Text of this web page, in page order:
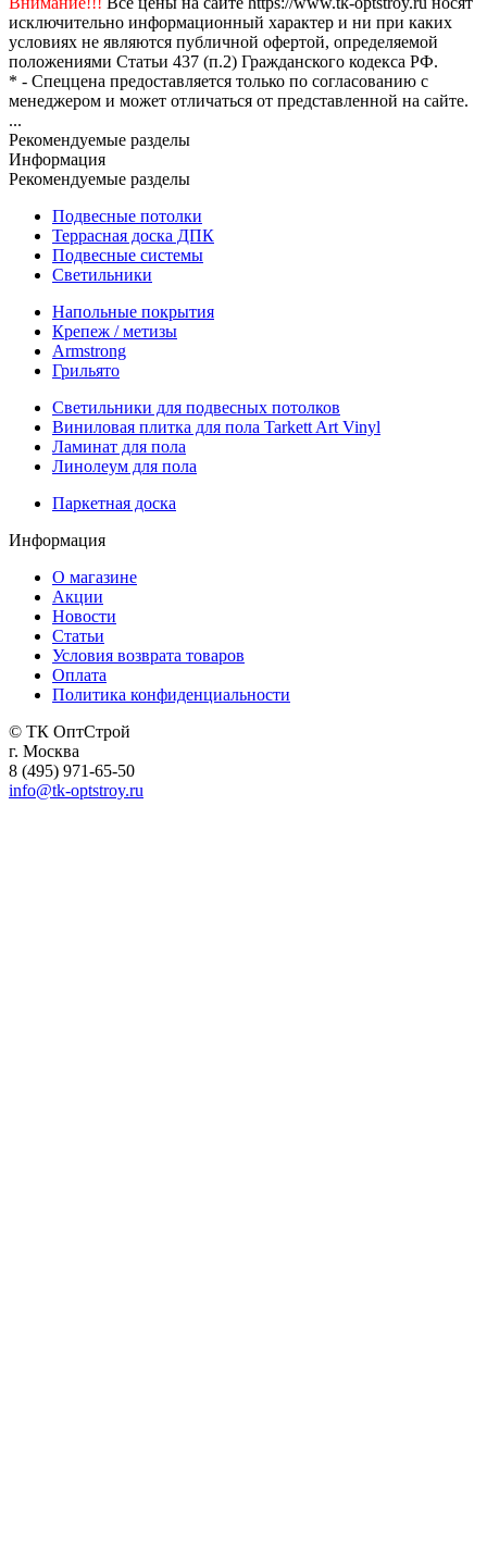
исключительно информационный характер и ни при каких
условиях не являются публичной офертой, определяемой
положениями Статьи 437 (п.2) Гражданского кодекса РФ.
* - Спеццена предоставляется только по согласованию с
менеджером и может отличаться от представленной на сайте.
...
Рекомендуемые разделы
Информация
Рекомендуемые разделы
Подвесные потолки
Террасная доска ДПК
Подвесные системы
Светильники
Напольные покрытия
Крепеж / метизы
Armstrong
Грильято
Светильники для подвесных потолков
Виниловая плитка для пола Tarkett Art Vinyl
Ламинат для пола
Линолеум для пола
Паркетная доска
Информация
О магазине
Акции
Новости
Статьи
Условия возврата товаров
Оплата
Политика конфиденциальности
© ТК ОптСтрой
г. Москва
8 (495) 971-65-50
info@tk-optstroy.ru